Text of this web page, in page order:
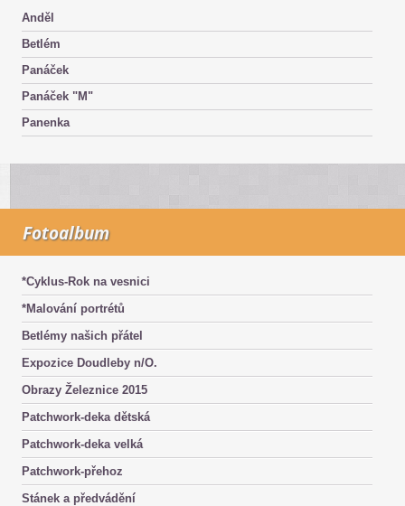
Anděl
Betlém
Panáček
Panáček "M"
Panenka
Fotoalbum
*Cyklus-Rok na vesnici
*Malování portrétů
Betlémy našich přátel
Expozice Doudleby n/O.
Obrazy Železnice 2015
Patchwork-deka dětská
Patchwork-deka velká
Patchwork-přehoz
Stánek a předvádění